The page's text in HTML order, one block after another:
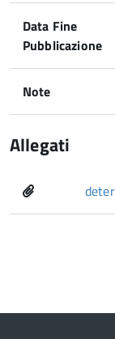
Data Fine
Pubblicazione
Note
Allegati